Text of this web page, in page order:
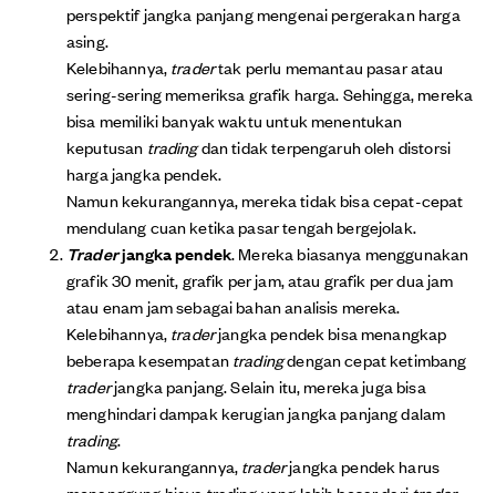
perspektif jangka panjang mengenai pergerakan harga
asing.
Kelebihannya,tradertak perlu memantau pasar atau
sering-sering memeriksa grafik harga. Sehingga, mereka
bisa memiliki banyak waktu untuk menentukan
keputusan tradingdan tidak terpengaruh oleh distorsi
harga jangka pendek.
Namun kekurangannya, mereka tidak bisa cepat-cepat
mendulang cuan ketika pasar tengah bergejolak.
Traderjangka pendek. Mereka biasanya menggunakan
grafik 30 menit, grafik per jam, atau grafik per dua jam
atau enam jam sebagai bahan analisis mereka.
Kelebihannya,traderjangka pendek bisa menangkap
beberapa kesempatantradingdengan cepat ketimbang
traderjangka panjang. Selain itu, mereka juga bisa
menghindari dampak kerugian jangka panjang dalam
trading.
Namun kekurangannya,traderjangka pendek harus